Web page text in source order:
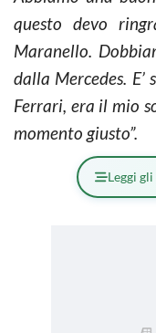
questo devo
Maranello.
dalla Mercedes.
Ferrari, era il mio
momento giusto”.
Leggi